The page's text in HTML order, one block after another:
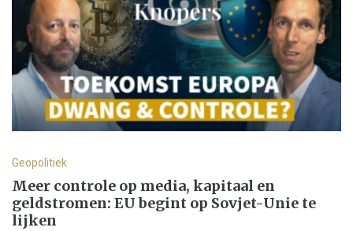
Geopolitiek
Meer controle op media, kapitaal en
geldstromen: EU begint op Sovjet-Unie te
lijken